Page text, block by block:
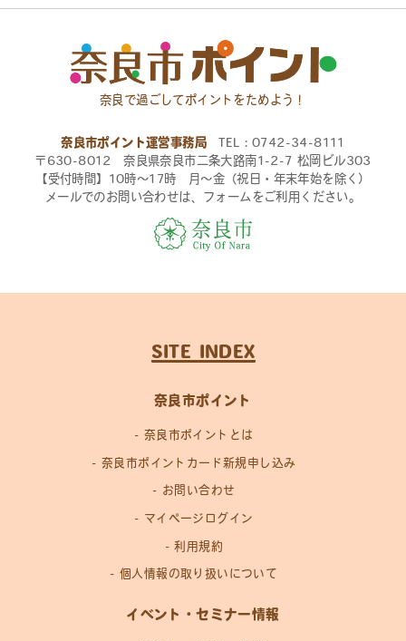
奈良で過ごしてポイントをためよう！
奈良市ポイント運営事務局 TEL：0742-34-8111
〒630-8012 奈良県奈良市二条大路南1-2-7 松岡ビル303
【受付時間】10時〜17時 月〜金（祝日・年末年始を除く）
メールでのお問い合わせは、フォームをご利用ください。
SITE INDEX
奈良市ポイント
奈良市ポイントとは
奈良市ポイントカード新規申し込み
お問い合わせ
マイページログイン
利用規約
個人情報の取り扱いについて
イベント・セミナー情報